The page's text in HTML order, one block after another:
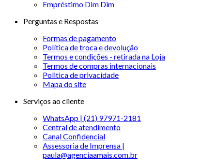
Empréstimo Dim Dim
Perguntas e Respostas
Formas de pagamento
Política de troca e devolução
Termos e condições - retirada na Loja
Termos de compras internacionais
Politica de privacidade
Mapa do site
Serviços ao cliente
WhatsApp | (21) 97971-2181
Central de atendimento
Canal Confidencial
Assessoria de Imprensa |
paula@agenciaamais.com.br